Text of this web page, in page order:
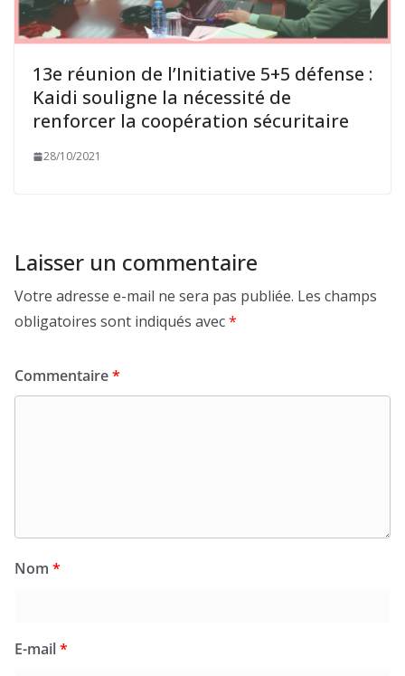
13e réunion de l’Initiative 5+5 défense :
Kaidi souligne la nécessité de
renforcer la coopération sécuritaire
28/10/2021
Laisser un commentaire
Votre adresse e-mail ne sera pas publiée. Les champs
obligatoires sont indiqués avec*
Commentaire*
Nom *
E-mail*